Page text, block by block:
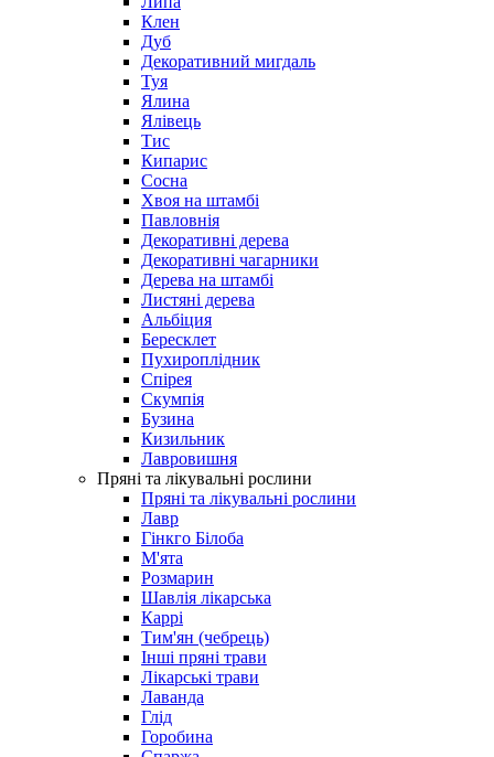
Клен
Дуб
Декоративний мигдаль
Туя
Ялина
Ялівець
Тис
Кипарис
Сосна
Хвоя на штамбі
Павловнія
Декоративні дерева
Декоративні чагарники
Дерева на штамбі
Листяні дерева
Альбіция
Бересклет
Пухироплідник
Спірея
Скумпія
Бузина
Кизильник
Лавровишня
Пряні та лікувальні рослини
Пряні та лікувальні рослини
Лавр
Гінкго Білоба
М'ята
Розмарин
Шавлія лікарська
Каррі
Тим'ян (чебрець)
Інші пряні трави
Лікарські трави
Лаванда
Глід
Горобина